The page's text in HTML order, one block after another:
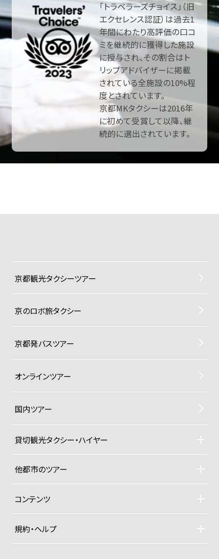
「トラベラーズチョイス」（旧
エクセレンス認証）は過去1
年間にわたり高評価の口コ
ミを継続的に獲得した施設
に授与され、その割合はト
リップアドバイザーに掲載
されている全施設の10%程
度とされています。
京都MKタクシーは2016年
に初めて受賞して以降、継
続的に選出されています。
京都観光タクシーツアー
京のロボ旅タクシー
京都発バスツアー
オンラインツアー
国内ツアー
貸切観光タクシー・ハイヤー
貸切観光タクシー・ハイヤーTOP
車両ラインナップと料金
他都市のツアー
札幌観光タクシーツアー
東京観光タクシーツアー
コンテンツ
ドライバー紹介
四季折々の京都紀行
規約・ヘルプ
募集型企画旅行約款